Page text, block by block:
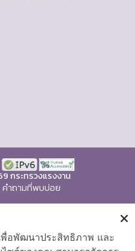
กระทรวงแรงงาน
คำถามที่พบบ่อย
พื่อพัฒนาประสิทธิภาพ และ